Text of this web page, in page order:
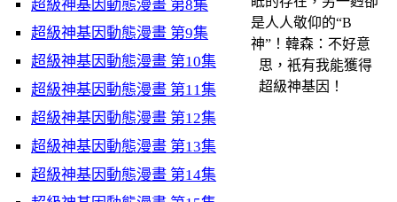
超級神基因動態漫畫 第8集
超級神基因動態漫畫 第9集
超級神基因動態漫畫 第10集
超級神基因動態漫畫 第11集
超級神基因動態漫畫 第12集
超級神基因動態漫畫 第13集
超級神基因動態漫畫 第14集
是人人敬仰的“B
神”！韓森：不好意
思，衹有我能獲得
超級神基因！